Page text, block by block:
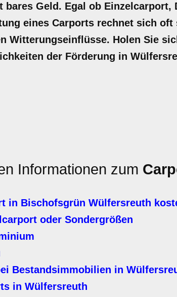
bares Geld. Egal ob
eines Carports rechnet sich
Witterungseinflüsse. Holen Sie
der Förderung in
Informationen zum
in Bischofsgrün Wülfersreuth
oder Sondergrößen
Bestandsimmobilien in
in Wülfersreuth